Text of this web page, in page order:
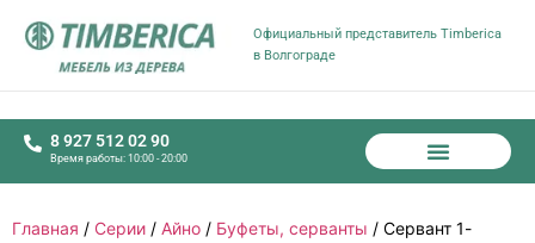
Официальный представитель Timberica
в Волгограде
8 927 512 02 90
Время работы: 10:00 - 20:00
Главная / Серии / Айно / Буфеты, серванты / Сервант 1-